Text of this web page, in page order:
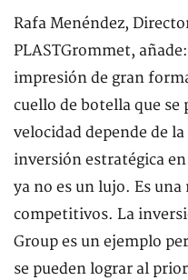
Rafa Menéndez,
PLASTGrommet,
impresión de gran
cuello de botella que se
velocidad depende de
inversión estratégica
ya no es un lujo. Es
competitivos. La
Group es un ejemplo
se pueden lograr al